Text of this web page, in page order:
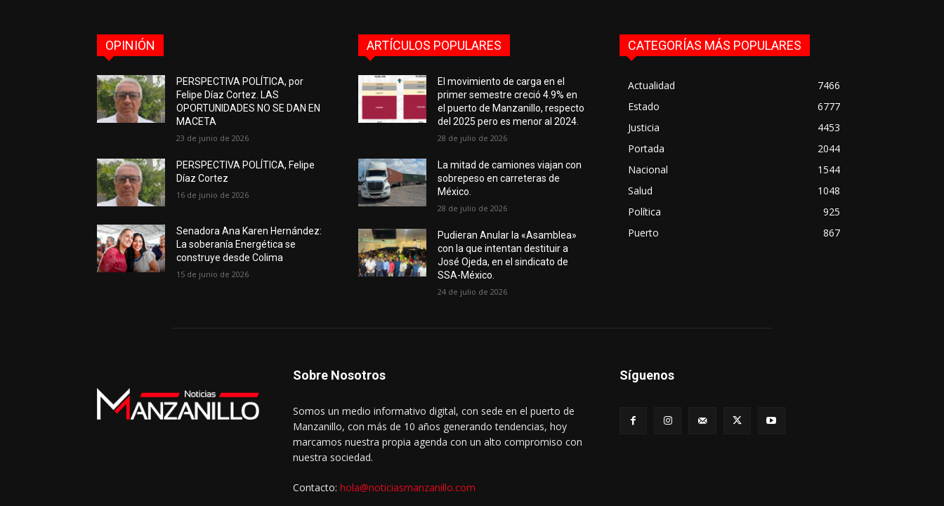
OPINIÓN
PERSPECTIVA POLÍTICA, por
Felipe Díaz Cortez. LAS
OPORTUNIDADES NO SE DAN EN
MACETA
23 de junio de 2026
PERSPECTIVA POLÍTICA, Felipe
Díaz Cortez
16 de junio de 2026
Senadora Ana Karen Hernández:
La soberanía Energética se
construye desde Colima
15 de junio de 2026
ARTÍCULOS POPULARES
El movimiento de carga en el
primer semestre creció 4.9% en
el puerto de Manzanillo, respecto
del 2025 pero es menor al 2024.
28 de julio de 2026
La mitad de camiones viajan con
sobrepeso en carreteras de
México.
28 de julio de 2026
Pudieran Anular la «Asamblea»
con la que intentan destituir a
José Ojeda, en el sindicato de
SSA-México.
24 de julio de 2026
CATEGORÍAS MÁS POPULARES
Actualidad
7466
Estado
6777
Justicia
4453
Portada
2044
Nacional
1544
Salud
1048
Política
925
Puerto
867
Sobre Nosotros
Somos un medio informativo digital, con sede en el puerto de
Manzanillo, con más de 10 años generando tendencias, hoy
marcamos nuestra propia agenda con un alto compromiso con
nuestra sociedad.
Contacto: hola@noticiasmanzanillo.com
Síguenos